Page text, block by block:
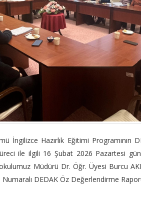
İngilizce Hazırlık Eğitimi Programının
ile ilgili 16 Şubat 2026 Pazartesi
Müdürü Dr. Öğr. Üyesi Burcu
DEDAK Öz Değerlendirme Raporu